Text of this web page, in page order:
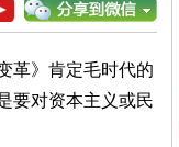
革》肯定毛时代的
要对资本主义或民